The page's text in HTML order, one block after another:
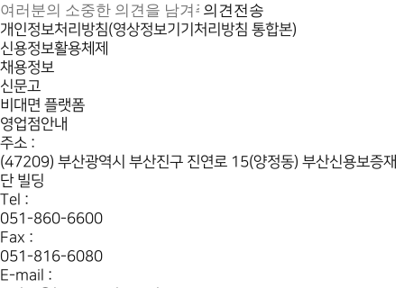
의견전송
개인정보처리방침(영상정보기기처리방침 통합본)
신용정보활용체제
채용정보
신문고
비대면 플랫폼
영업점안내
주소 :
(47209) 부산광역시 부산진구 진연로 15(양정동) 부산신용보증재
단 빌딩
Tel :
051-860-6600
Fax :
051-816-6080
E-mail :